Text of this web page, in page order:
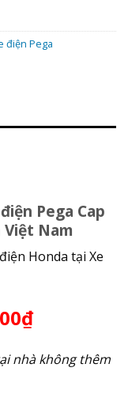
điện Pega
Pega Cap
Nam
Honda tại Xe
nhà không thêm